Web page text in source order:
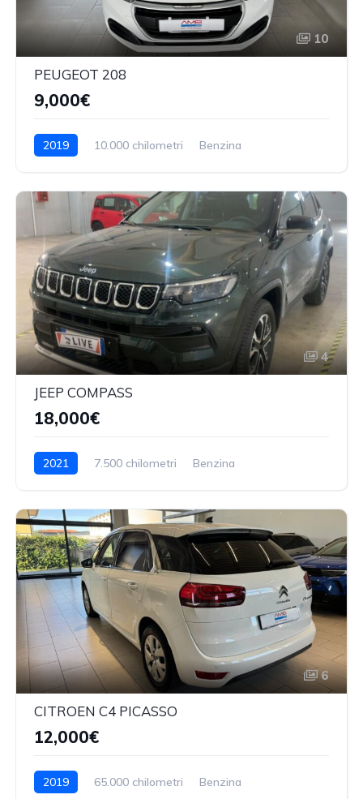
10
PEUGEOT 208
9,000€
2019 10.000 chilometri Benzina
4
JEEP COMPASS
18,000€
2021 7.500 chilometri Benzina
6
CITROEN C4 PICASSO
12,000€
2019 65.000 chilometri Benzina